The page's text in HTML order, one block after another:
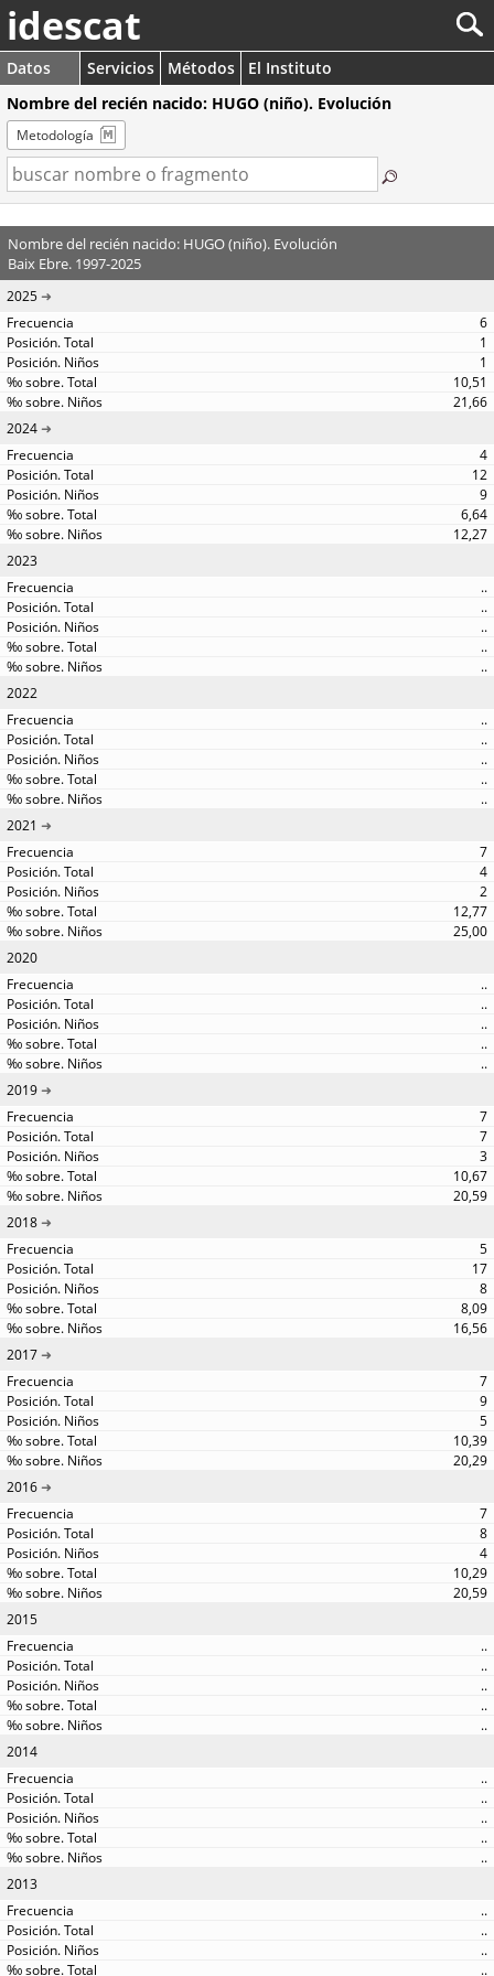
idescat
Datos Servicios Métodos
El Instituto
Nombre del recién nacido: HUGO (niño). Evolución
Metodología
Nombre del recién nacido: HUGO (niño). Evolución
Baix Ebre. 1997-2025
2025
6
1
1
10,51
21,66
2024
4
12
9
6,64
12,27
2023
..
..
..
..
..
2022
..
..
..
..
..
2021
7
4
2
12,77
25,00
2020
..
..
..
..
..
2019
7
7
3
10,67
20,59
2018
5
17
8
8,09
16,56
2017
7
9
5
10,39
20,29
2016
7
8
4
10,29
20,59
2015
..
..
..
..
..
2014
..
..
..
..
..
2013
..
..
..
..